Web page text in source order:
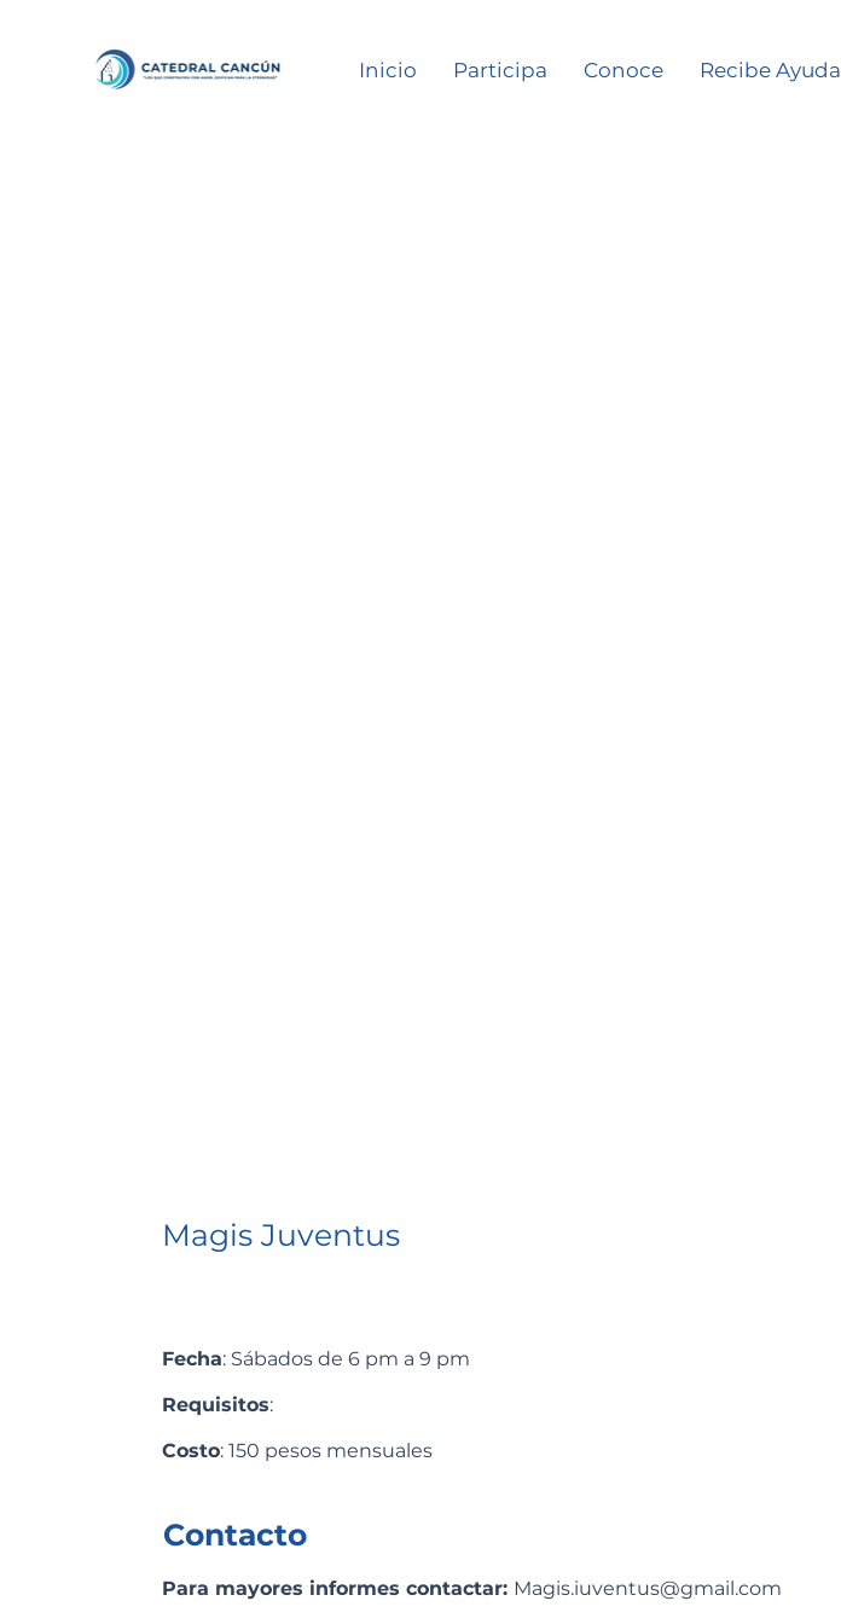
Inicio Participa Conoce Recibe Ayuda
Magis Juventus
Fecha: Sábados de 6 pm a 9 pm
Requisitos:
Costo: 150 pesos mensuales
Contacto
Para mayores informes contactar: Magis.iuventus@gmail.com